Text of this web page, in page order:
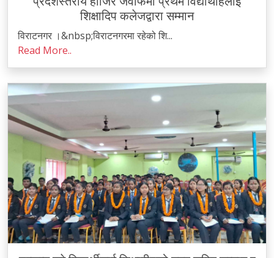
शिक्षादिप कलेजद्वारा सम्मान
विराटनगर ।&nbsp;विराटनगरमा रहेको शि...
Read More..